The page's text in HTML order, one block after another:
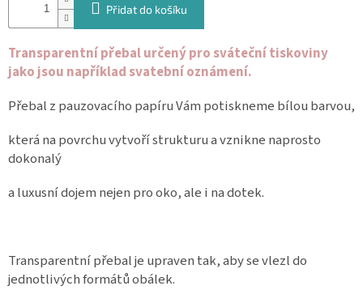
Spolupráce
Oblíbené
produkty
-
NÁVODY
(CZK)
Přidat do košíku
Transparentní přebal určený pro sváteční tiskoviny
jako jsou například svatební oznámení.
Přebal z pauzovacího papíru Vám potiskneme bílou barvou,
která na povrchu vytvoří strukturu a vznikne naprosto
dokonalý
a luxusní dojem nejen pro oko, ale i na dotek.
Transparentní přebal je upraven tak, aby se vlezl do
jednotlivých formátů obálek.